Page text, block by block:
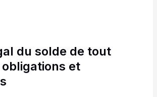
du solde de tout
et